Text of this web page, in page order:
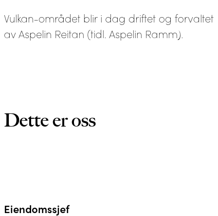
Vulkan-området blir i dag driftet og forvaltet
av Aspelin Reitan (tidl. Aspelin Ramm).
Dette er oss
Eiendomssjef